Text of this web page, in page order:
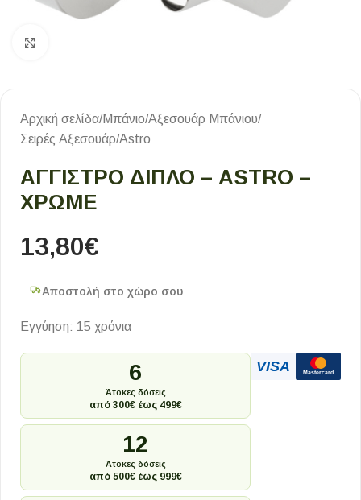
Αρχική σελίδα/Μπάνιο/Αξεσουάρ Μπάνιου/
Σειρές Αξεσουάρ/Astro
ΑΓΓΙΣΤΡΟ ΔΙΠΛΟ – ASTRO –
ΧΡΩΜΕ
13,80€
Αποστολή στο χώρο σου
Εγγύηση: 15 χρόνια
6
Άτοκες δόσεις
από 300€ έως 499€
12
Άτοκες δόσεις
από 500€ έως 999€
VISA Mastercard